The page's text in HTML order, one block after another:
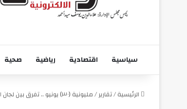
سياسية اقتصادية رياضية صحية
الرئيسية/تقارير/مليونية (٣٠) يونيو .. تفرق بين لجان المقاومة وتظهر الخلافات على السطح